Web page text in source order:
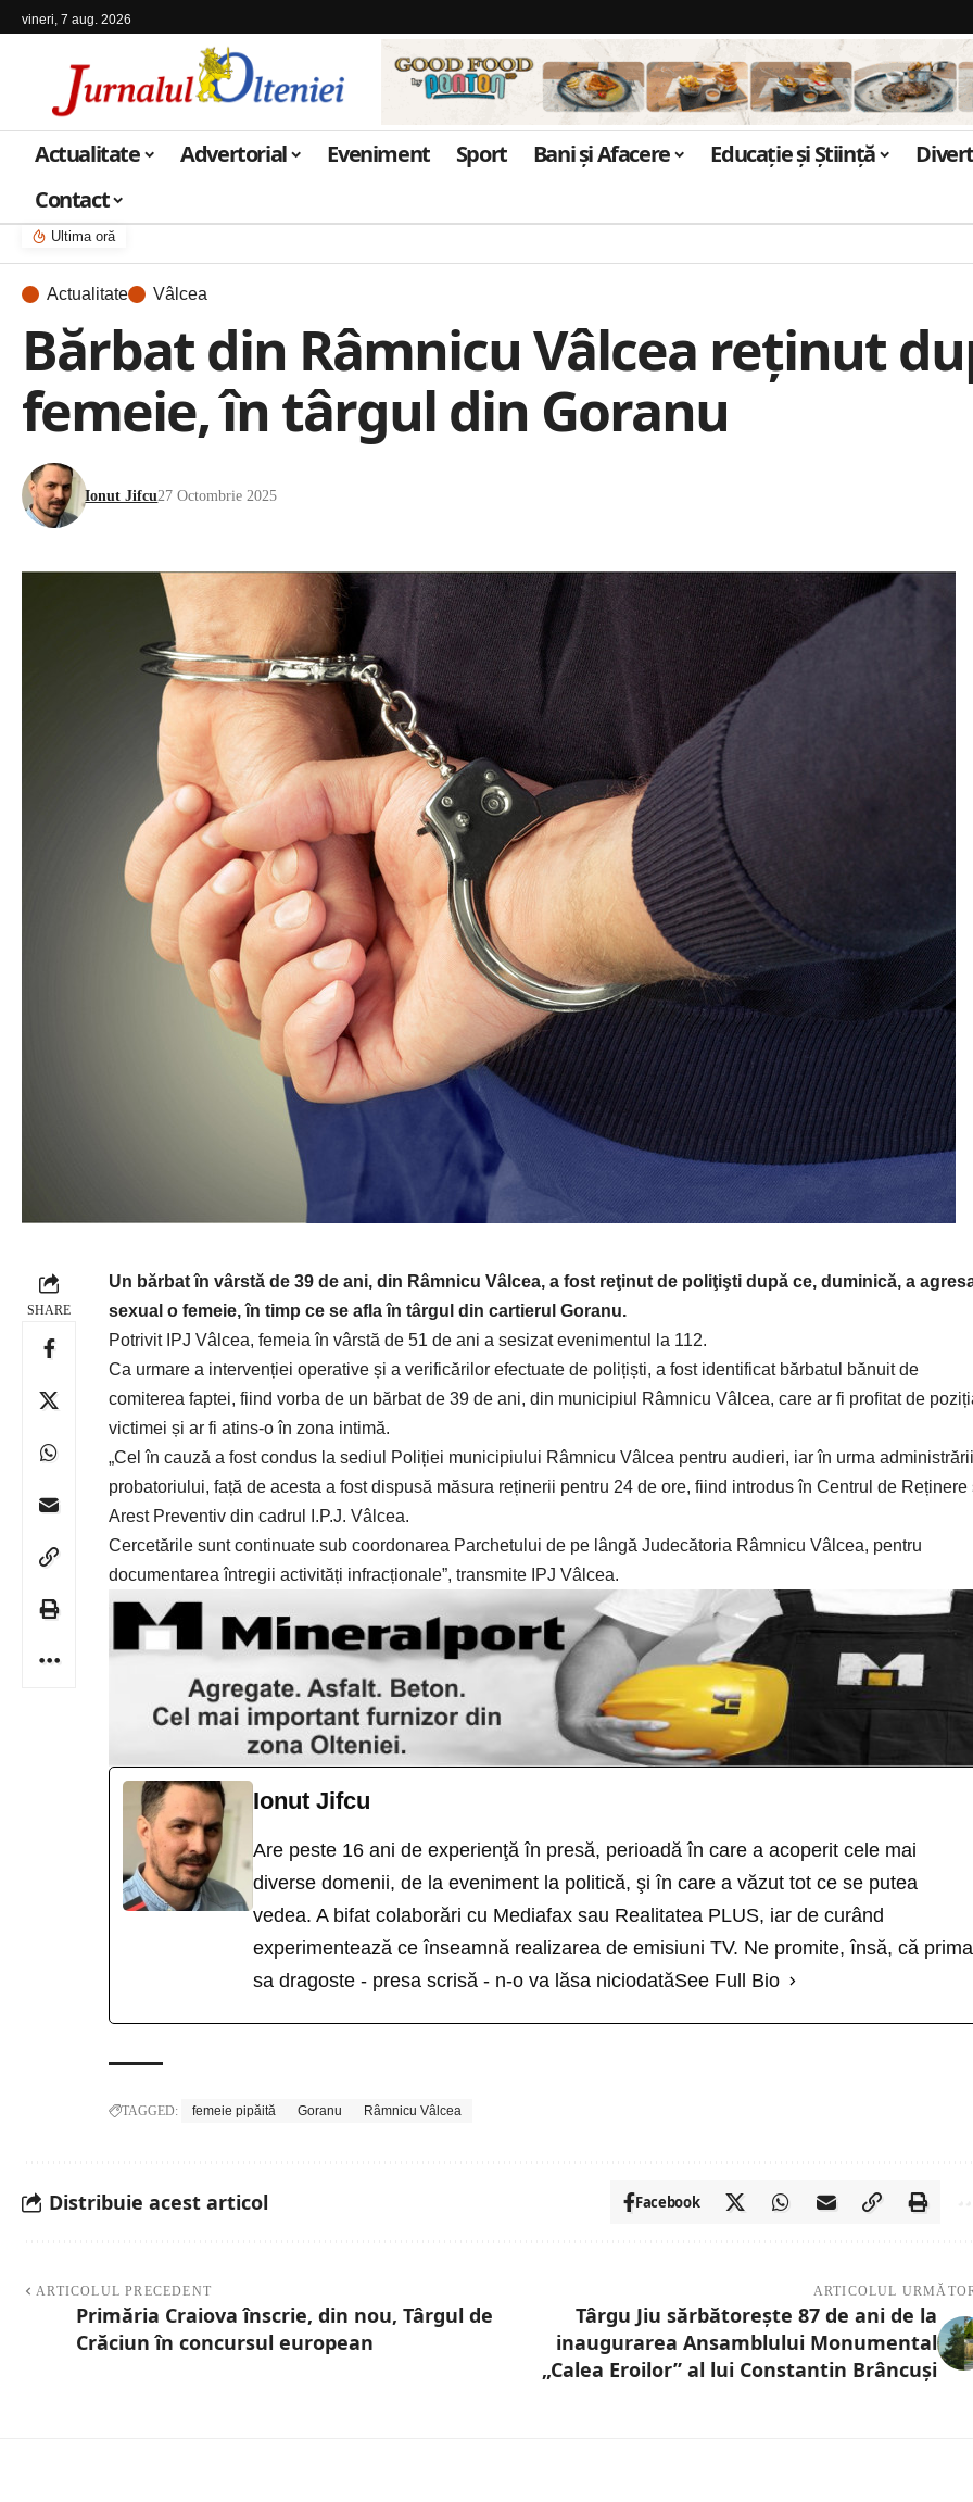
vineri, 7 aug. 2026
Actualitate Advertorial Eveniment Sport Bani și Afacere Educație și Știință
Contact
Ultima oră
Actualitate Vâlcea
Bărbat din Râmnicu Vâlcea reținut
femeie, în târgul din Goranu
Ionut Jifcu27 Octombrie 2025
SHARE
Un bărbat în vârstă de 39 de ani, din Râmnicu Vâlcea, a fost reţinut de poliţişti după ce, duminică, a
sexual o femeie, în timp ce se afla în târgul din cartierul Goranu.
Potrivit IPJ Vâlcea, femeia în vârstă de 51 de ani a sesizat evenimentul la 112.
Ca urmare a intervenției operative și a verificărilor efectuate de polițiști, a fost identificat bărbatul bănuit de
comiterea faptei, fiind vorba de un bărbat de 39 de ani, din municipiul Râmnicu Vâlcea, care ar fi profitat de
victimei și ar fi atins-o în zona intimă.
„Cel în cauză a fost condus la sediul Poliției municipiului Râmnicu Vâlcea pentru audieri, iar în urma administrării
probatoriului, față de acesta a fost dispusă măsura reținerii pentru 24 de ore, fiind introdus în Centrul de Reținere
Arest Preventiv din cadrul I.P.J. Vâlcea.
Cercetările sunt continuate sub coordonarea Parchetului de pe lângă Judecătoria Râmnicu Vâlcea, pentru
documentarea întregii activități infracționale”, transmite IPJ Vâlcea.
Ionut Jifcu
Are peste 16 ani de experienţă în presă, perioadă în care a acoperit cele mai
diverse domenii, de la eveniment la politică, şi în care a văzut tot ce se putea
vedea. A bifat colaborări cu Mediafax sau Realitatea PLUS, iar de curând
experimentează ce înseamnă realizarea de emisiuni TV. Ne promite, însă, că prima
sa dragoste - presa scrisă - n-o va lăsa niciodatăSee Full Bio
TAGGED: femeie pipăită Goranu Râmnicu Vâlcea
Distribuie acest articol Facebook
ARTICOLUL PRECEDENT
Primăria Craiova înscrie, din nou, Târgul de
Crăciun în concursul european
ARTICOLUL
Târgu Jiu sărbătorește 87 de ani de la
inaugurarea Ansamblului Monumental
„Calea Eroilor” al lui Constantin Brâncuși